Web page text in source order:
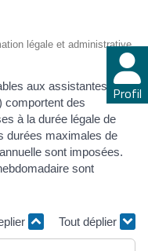
Profil
légale et administrative
aux assistantes
comportent des
à la durée légale de
durées maximales de
sont imposées.
sont
Tout déplier